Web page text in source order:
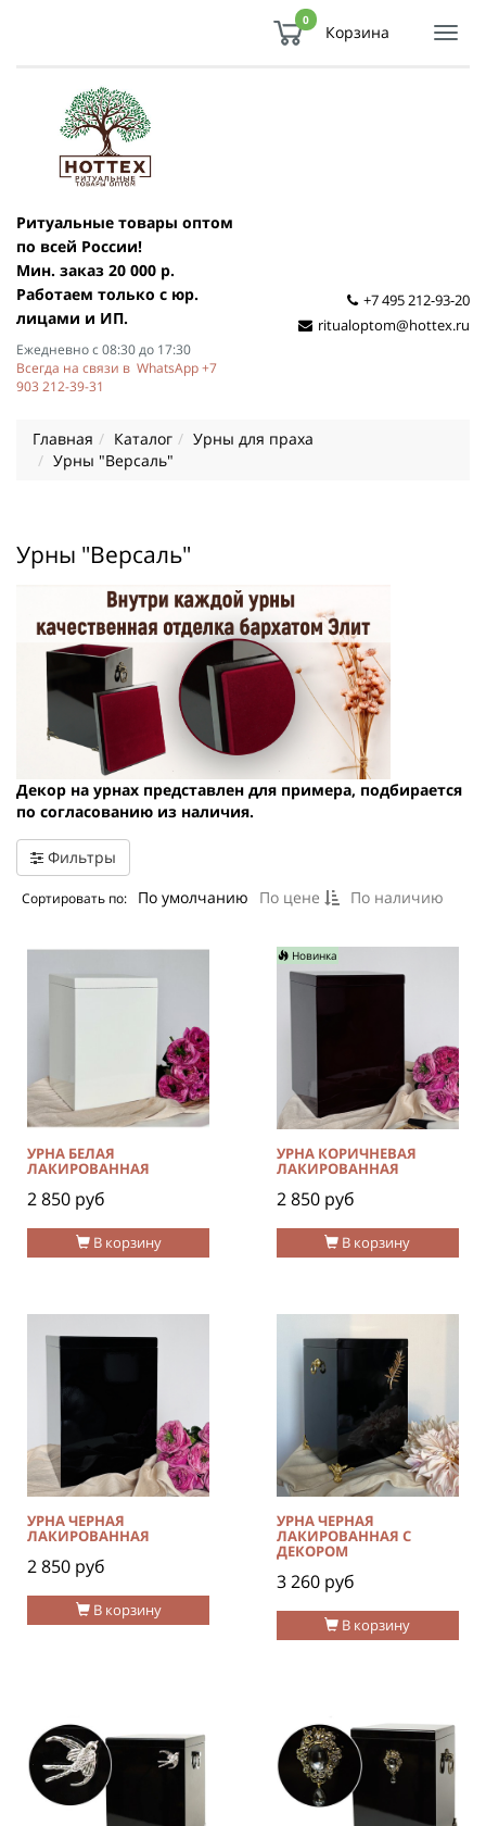
0
Корзина
Ритуальные товары оптом
по всей России!
Мин. заказ 20 000 р.
Работаем только с юр.
лицами и ИП.
Ежедневно с 08:30 до 17:30
Всегда на связи в WhatsApp +7
903 212-39-31
+7 495 212-93-20
ritualoptom@hottex.ru
Главная Каталог
Урны для праха
Урны "Версаль"
Урны "Версаль"
Декор на урнах представлен для примера, подбирается
по согласованию из наличия.
Фильтры
Сортировать по: По умолчанию По цене По наличию
В корзину
УРНА БЕЛАЯ
ЛАКИРОВАННАЯ
2 850 руб
Новинка
В корзину
УРНА КОРИЧНЕВАЯ
ЛАКИРОВАННАЯ
2 850 руб
В корзину
УРНА ЧЕРНАЯ
ЛАКИРОВАННАЯ
2 850 руб
В корзину
УРНА ЧЕРНАЯ
ЛАКИРОВАННАЯ С
ДЕКОРОМ
3 260 руб